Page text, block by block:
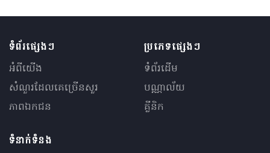
ទំព័រផ្សេងៗ
អំពីយើង
សំណួរ​ដែលគេ​ច្រើន​សួរ
ភាពឯកជន
ប្រភេទផ្សេងៗ
ទំព័រដើម
បណ្ណាល័យ
គ្លីនិក
ទំនាក់ទំនង